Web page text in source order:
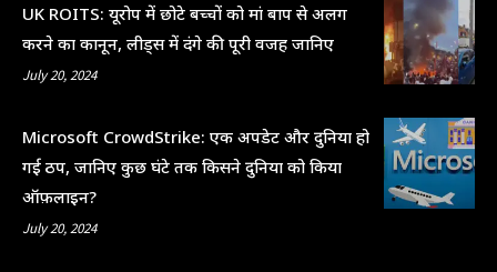
UK ROITS: यूरोप में छोटे बच्चों को मां बाप से अलग
करने का कानून, लीड्स में दंगे की पूरी वजह जानिए
July 20, 2024
Microsoft CrowdStrike: एक अपडेट और दुनिया हो
गई ठप, जानिए कुछ घंटे तक किसने दुनिया को किया
ऑफ़लाइन?
July 20, 2024